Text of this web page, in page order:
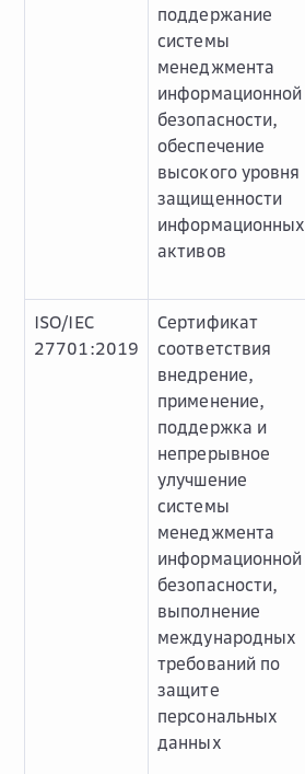
поддержание
системы
менеджмента
информационной
безопасности,
обеспечение
высокого уровня
защищенности
информационных
активов
ISO/IEC
27701:2019
Сертификат
соответствия
внедрение,
применение,
поддержка и
непрерывное
улучшение
системы
менеджмента
информационной
безопасности,
выполнение
международных
требований по
защите
персональных
данных